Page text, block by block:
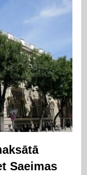
Saeimas